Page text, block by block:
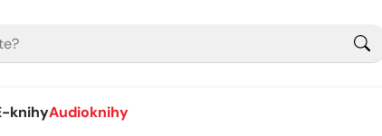
knihyAudioknihy